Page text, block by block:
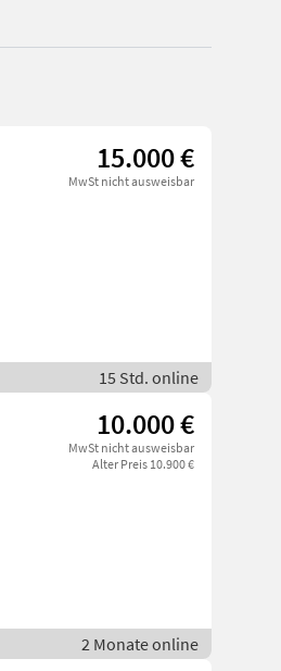
15.000 €
MwSt nicht ausweisbar
15 Std. online
10.000 €
MwSt nicht ausweisbar
Alter Preis 10.900 €
2 Monate online